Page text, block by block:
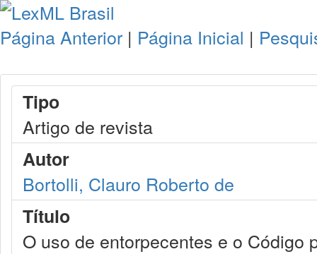
Página Anterior | Página Inicial |
Tipo
Artigo de revista
Autor
Bortolli, Clauro Roberto de
Título
O uso de entorpecentes e o Código